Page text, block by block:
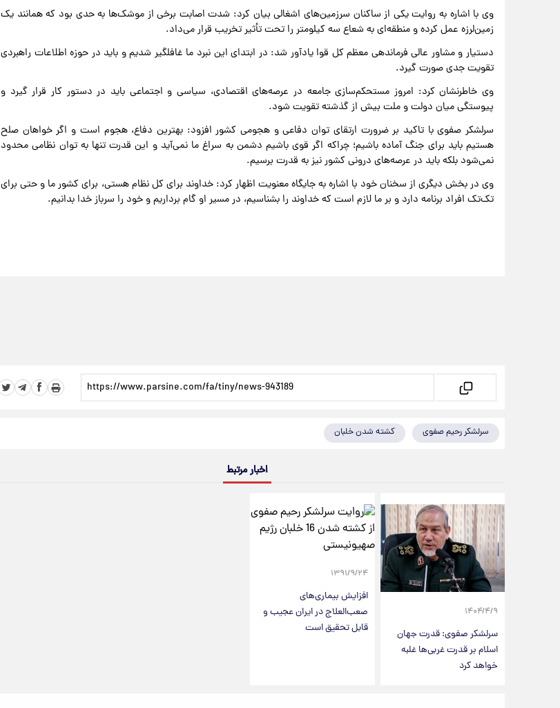
وی با اشاره به روایت یکی از ساکنان سرزمین‌های اشغالی بیان کرد: شدت اصابت برخی از موشک‌ها به حدی بود که همانند یک
زمین‌لرزه عمل کرده و منطقه‌ای به شعاع سه کیلومتر را تحت تأثیر تخریب قرار می‌داد.
دستیار و مشاور عالی فرماندهی معظم کل قوا یادآور شد: در ابتدای این نبرد ما غافلگیر شدیم و باید در حوزه اطلاعات راهبردی
تقویت جدی صورت گیرد.
وی خاطرنشان کرد: امروز مستحکم‌سازی جامعه در عرصه‌های اقتصادی، سیاسی و اجتماعی باید در دستور کار قرار گیرد و
پیوستگی میان دولت و ملت بیش از گذشته تقویت شود.
سرلشکر صفوی با تاکید بر ضرورت ارتقای توان دفاعی و هجومی کشور افزود: بهترین دفاع، هجوم است و اگر خواهان صلح
هستیم باید برای جنگ آماده باشیم؛ چراکه اگر قوی باشیم دشمن به سراغ ما نمی‌آید و این قدرت تنها به توان نظامی محدود
نمی‌شود بلکه باید در عرصه‌های درونی کشور نیز به قدرت برسیم.
وی در بخش دیگری از سخنان خود با اشاره به جایگاه معنویت اظهار کرد: خداوند برای کل نظام هستی، برای کشور ما و حتی برای
تک‌تک افراد برنامه دارد و بر ما لازم است که خداوند را بشناسیم، در مسیر او گام برداریم و خود را سرباز خدا بدانیم.
سرلشکر رحیم صفوی کشته شدن خلبان
اخبار مرتبط
۱۴۰۴/۴/۹
سرلشکر صفوی: قدرت جهان
اسلام بر قدرت غربی‌ها غلبه
خواهد کرد
۱۳۹۱/۹/۲۴
افزایش بیماری‌های
صعب‌العلاج در ایران عجیب و
قابل تحقیق است